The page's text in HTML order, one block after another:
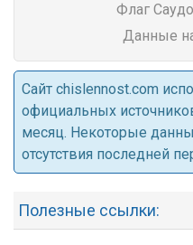
Флаг
Данные
Cайт chislennost.com
официальных
месяц. Некоторые
отсутствия последней
Полезные ссылки: